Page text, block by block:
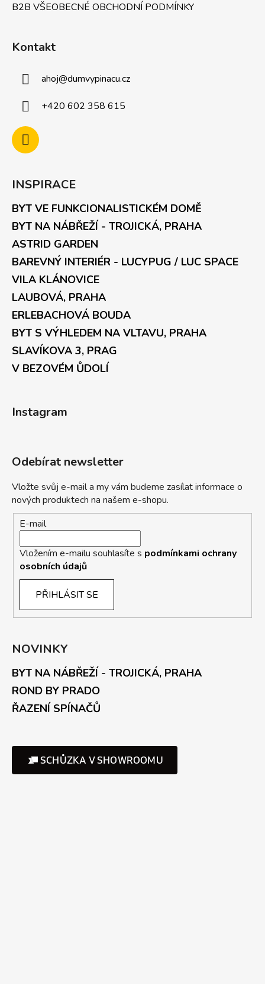
B2B VŠEOBECNÉ OBCHODNÍ PODMÍNKY
Kontakt
ahoj@dumvypinacu.cz
+420 602 358 615
INSPIRACE
BYT VE FUNKCIONALISTICKÉM DOMĚ
BYT NA NÁBŘEŽÍ - TROJICKÁ, PRAHA
ASTRID GARDEN
BAREVNÝ INTERIÉR - LUCYPUG / LUC SPACE
VILA KLÁNOVICE
LAUBOVÁ, PRAHA
ERLEBACHOVÁ BOUDA
BYT S VÝHLEDEM NA VLTAVU, PRAHA
SLAVÍKOVA 3, PRAG
V BEZOVÉM ŮDOLÍ
Instagram
Odebírat newsletter
Vložte svůj e-mail a my vám budeme zasílat informace o
nových produktech na našem e-shopu.
E-mail
Vložením e-mailu souhlasíte s podmínkami ochrany
osobních údajů
PŘIHLÁSIT SE
NOVINKY
BYT NA NÁBŘEŽÍ - TROJICKÁ, PRAHA
ROND BY PRADO
ŘAZENÍ SPÍNAČŮ
SCHŮZKA V SHOWROOMU